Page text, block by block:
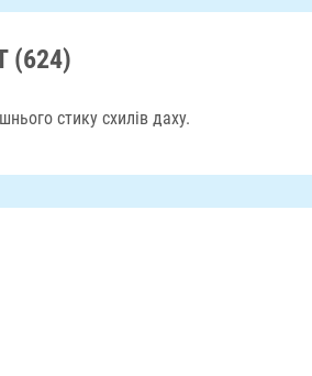
(624)
стику схилів даху.